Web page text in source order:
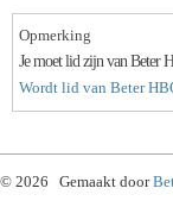
Opmerking
Je moet lid zijn van Beter
Wordt lid van Beter
© 2026 Gemaakt door